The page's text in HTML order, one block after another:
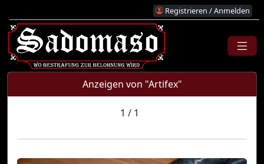
Registrieren / Anmelden
Anzeigen von "Artifex"
1 / 1